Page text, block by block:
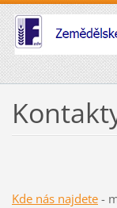
Kde nás najdete-